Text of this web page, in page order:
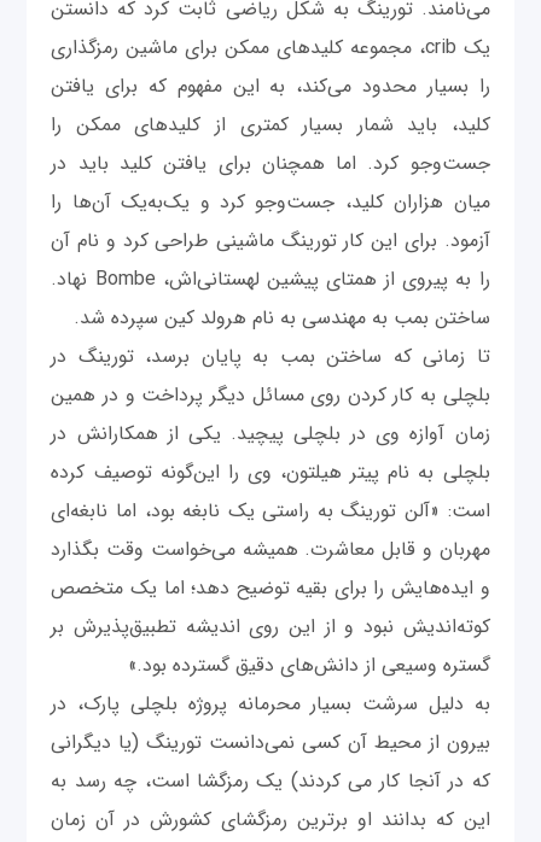
می‌نامند. تورینگ به شکل ریاضی ثابت کرد که دانستن
یک crib، مجموعه کلیدهای ممکن برای ماشین رمزگذاری
را بسیار محدود می‌کند، به این مفهوم که برای یافتن
کلید، باید شمار بسیار کمتری از کلیدهای ممکن را
جست‌وجو کرد. اما همچنان برای یافتن کلید باید در
میان هزاران کلید، جست‌وجو کرد و یک‌به‌یک آن‌ها را
آزمود. برای این کار تورینگ ماشینی طراحی کرد و نام آن
را به پیروی از همتای پیشین لهستانی‌اش، Bombe نهاد.
ساختن بمب به مهندسی به نام هرولد کین سپرده شد.
تا زمانی که ساختن بمب به پایان برسد، تورینگ در
بلچلی به کار کردن روی مسائل دیگر پرداخت و در همین
زمان آوازه وی در بلچلی پیچید. یکی از همکارانش در
بلچلی به نام پیتر هیلتون، وی را این‌گونه توصیف کرده
‌است: «آلن تورینگ به راستی یک نابغه بود، اما نابغه‌ای
مهربان و قابل معاشرت. همیشه می‌خواست وقت بگذارد
و ایده‌هایش را برای بقیه توضیح دهد؛ اما یک متخصص
کوته‌اندیش نبود و از این روی اندیشه تطبیق‌پذیرش بر
گستره وسیعی از دانش‌های دقیق گسترده بود.»
به دلیل سرشت بسیار محرمانه پروژه بلچلی پارک، در
بیرون از محیط آن کسی نمی‌دانست تورینگ (یا دیگرانی
که در آنجا کار می کردند) یک رمزگشا است، چه رسد به
این که بدانند او برترین رمزگشای کشورش در آن زمان